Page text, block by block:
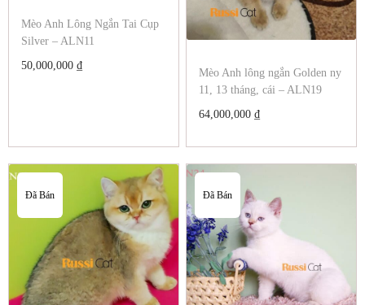
Mèo Anh Lông Ngắn Tai Cụp
Silver – ALN11
50,000,000 ₫
Mèo Anh lông ngắn Golden ny
11, 13 tháng, cái – ALN19
64,000,000 ₫
Đã Bán Đã Bán